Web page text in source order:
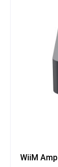
WiiM Amp